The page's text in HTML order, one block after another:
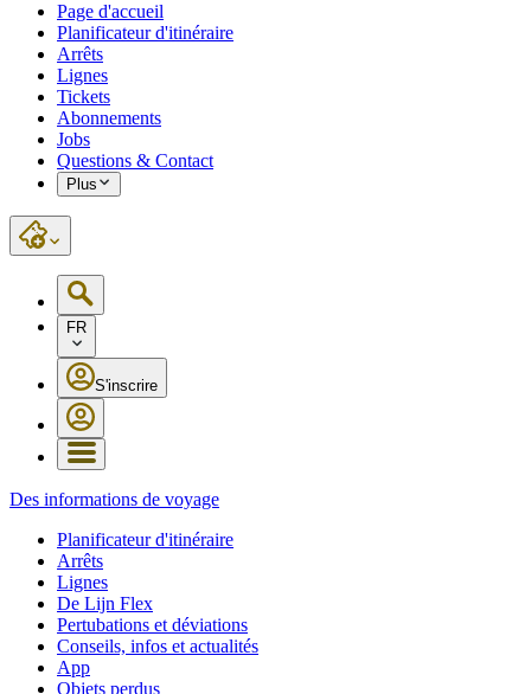
Page d'accueil
Planificateur d'itinéraire
Arrêts
Lignes
Tickets
Abonnements
Jobs
Questions & Contact
Plus
FR
S'inscrire
Des informations de voyage
Planificateur d'itinéraire
Arrêts
Lignes
De Lijn Flex
Pertubations et déviations
Conseils, infos et actualités
App
Objets perdus